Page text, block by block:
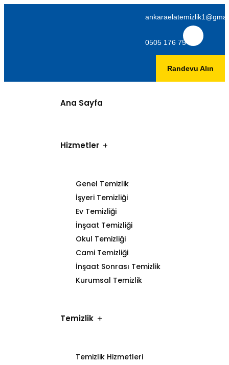
0505 176 75 06
Randevu Alın
Ana Sayfa
Hizmetler
Genel Temizlik
İşyeri Temizliği
Ev Temizliği
İnşaat Temizliği
Okul Temizliği
Cami Temizliği
İnşaat Sonrası Temizlik
Kurumsal Temizlik
Temizlik
Temizlik Hizmetleri